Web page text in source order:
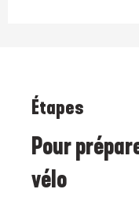
Étapes
Pour
vélo